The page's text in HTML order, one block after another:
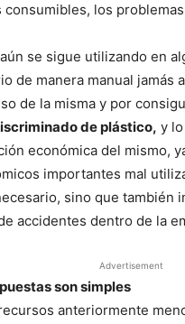
los
se sigue utilizando en
de manera manual jamás
de la misma y por
de plástico, y
económica del mismo,
importantes mal
sino que también
accidentes dentro de la
Advertisement
son simples
anteriormente